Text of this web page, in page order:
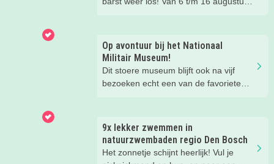
jeugdvoorstellingen, creatieve
workshops, straattheater en het
gezellige familieplein IK MAAK MEE.
Omdat er iedere dag zoveel te beleven
gezin past.
Op avontuur bij het Nationaal
Militair Museum!
Dit stoere museum blijft ook na vijf
bezoeken echt een van de favoriete
ze zo leuk vinden aan het NMM. ‘De
mega coole vliegtuigen overal’, ‘de
stormbaan buiten’, ‘de Xplore’ en het
'zelf in een mini-jeep rijden’. Voor ons
9x lekker zwemmen in
natuurzwembaden regio Den Bosch
Het zonnetje schijnt heerlijk! Vul je